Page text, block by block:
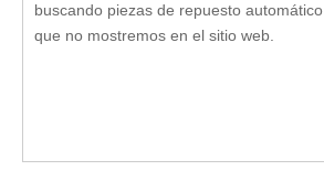
buscando piezas de repuesto automático
que no mostremos en el sitio web.